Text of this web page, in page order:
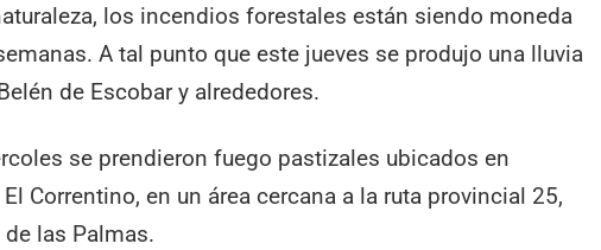
los incendios forestales están siendo moneda
A tal punto que este jueves se produjo una lluvia
de Escobar y alrededores.
se prendieron fuego pastizales ubicados en
Correntino, en un área cercana a la ruta provincial 25,
las Palmas.